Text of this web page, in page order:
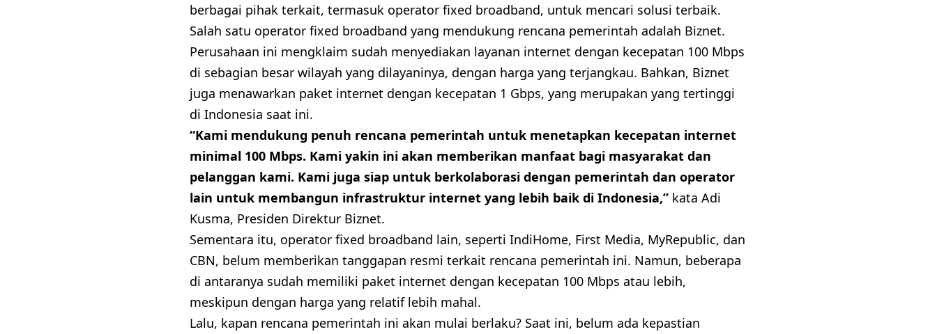
berbagai pihak terkait, termasuk operator fixed broadband, untuk mencari solusi terbaik.
Salah satu operator fixed broadband yang mendukung rencana pemerintah adalah Biznet.
Perusahaan ini mengklaim sudah menyediakan layanan internet dengan kecepatan 100 Mbps
di sebagian besar wilayah yang dilayaninya, dengan harga yang terjangkau. Bahkan, Biznet
juga menawarkan paket internet dengan kecepatan 1 Gbps, yang merupakan yang tertinggi
di Indonesia saat ini.
“Kami mendukung penuh rencana pemerintah untuk menetapkan kecepatan internet
minimal 100 Mbps. Kami yakin ini akan memberikan manfaat bagi masyarakat dan
pelanggan kami. Kami juga siap untuk berkolaborasi dengan pemerintah dan operator
lain untuk membangun infrastruktur internet yang lebih baik di Indonesia,” kata Adi
Kusma, Presiden Direktur Biznet.
Sementara itu, operator fixed broadband lain, seperti IndiHome, First Media, MyRepublic, dan
CBN, belum memberikan tanggapan resmi terkait rencana pemerintah ini. Namun, beberapa
di antaranya sudah memiliki paket internet dengan kecepatan 100 Mbps atau lebih,
meskipun dengan harga yang relatif lebih mahal.
Lalu, kapan rencana pemerintah ini akan mulai berlaku? Saat ini, belum ada kepastian